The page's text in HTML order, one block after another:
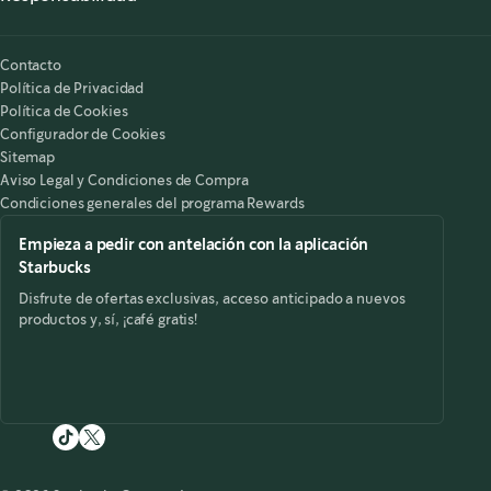
Contacto
Política de Privacidad
Política de Cookies
Configurador de Cookies
Sitemap
Aviso Legal y Condiciones de Compra
Condiciones generales del programa Rewards
Empieza a pedir con antelación con la aplicación
Starbucks
Disfrute de ofertas exclusivas, acceso anticipado a nuevos
productos y, sí, ¡café gratis!